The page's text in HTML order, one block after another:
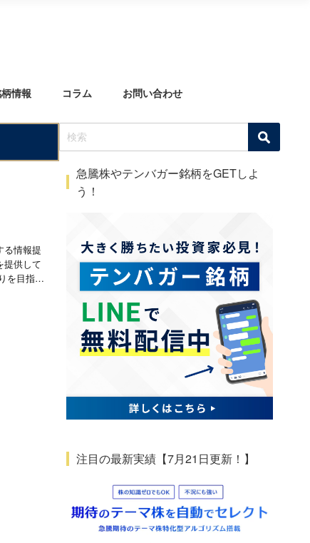
情報 コラム お問い合わせ
る情報提
提供して
を目指
急騰株やテンバガー銘柄をGETしよ
う！
注目の最新実績【7月21日更新！】